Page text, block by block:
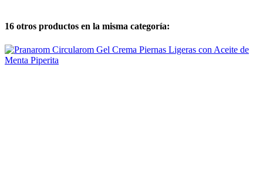
16 otros productos en la misma categoría: